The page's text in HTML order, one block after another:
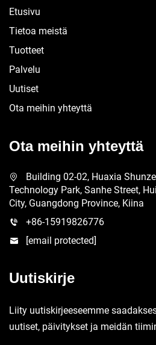
Etusivu
Tietoa meistä
Tuotteet
Palvelu
Uutiset
Ota meihin yhteyttä
Ota meihin yhteyttä
Building 02-02, Huaxia
Technology Park, Sanhe Street,
City, Guangdong Province, Kiina
+86-15919826776
[email protected]
Uutiskirje
Liity uutiskirjeeseemme
uutiset, päivitykset ja meidän